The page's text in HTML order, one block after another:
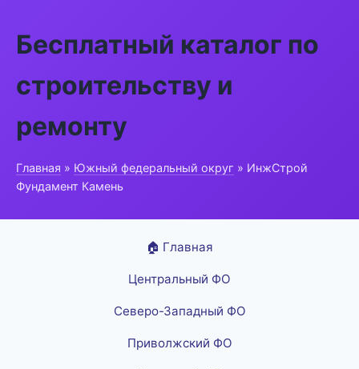
Бесплатный каталог по
строительству и
ремонту
Главная » Южный федеральный округ » ИнжСтрой
Фундамент Камень
🏠 Главная
Центральный ФО
Северо-Западный ФО
Приволжский ФО